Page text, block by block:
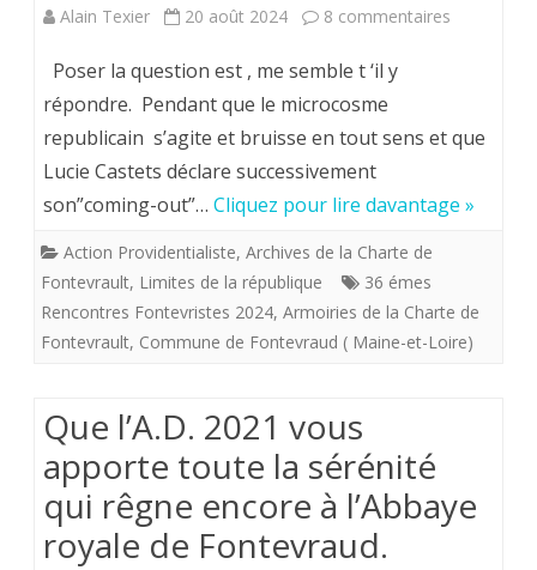
Alain Texier 20 août 2024 8 commentaires
Macron
absents.
La
encore
Poser la question est , me semble t ‘il y
répondre. Pendant que le microcosme
republicain s’agite et bruisse en tout sens et que
Lucie Castets déclare successivement
son”coming-out”… Cliquez pour lire davantage »
Action Providentialiste, Archives de la Charte de
Fontevrault, Limites de la république
36 émes
Rencontres Fontevristes 2024, Armoiries de la Charte de
Fontevrault, Commune de Fontevraud ( Maine-et-Loire)
Que l’A.D. 2021 vous
apporte toute la sérénité
qui rêgne encore à l’Abbaye
royale de Fontevraud.